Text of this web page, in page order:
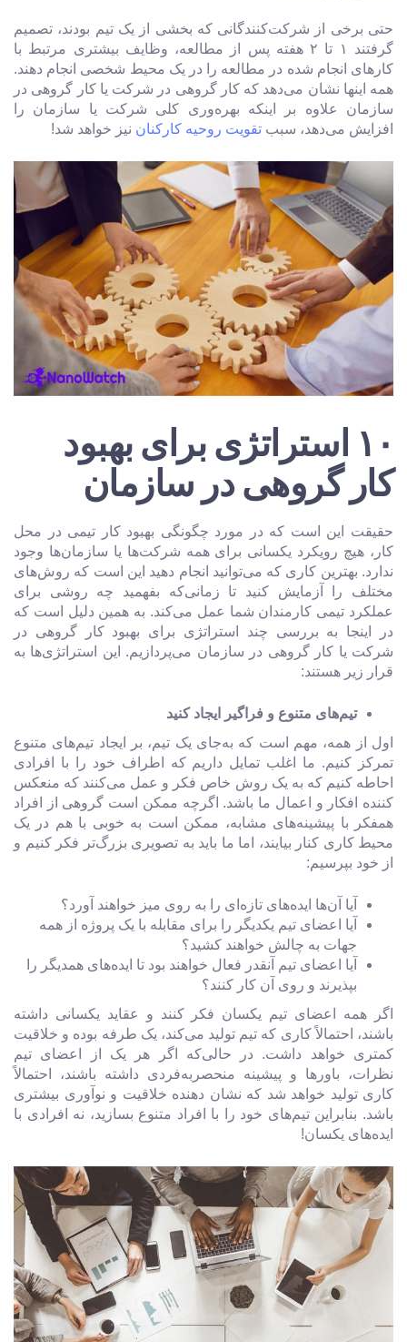
حتی برخی از شرکت‌کنندگانی که بخشی از یک تیم بودند، تصمیم
گرفتند ۱ تا ۲ هفته پس از مطالعه، وظایف بیشتری مرتبط با
کارهای انجام شده در مطالعه را در یک محیط شخصی انجام دهند.
همه اینها نشان می‌دهد که کار گروهی در شرکت یا کار گروهی در
سازمان علاوه بر اینکه بهره‌وری کلی شرکت یا سازمان را
افزایش می‌دهد، سبب تقویت روحیه کارکنان نیز خواهد شد!
۱۰ استراتژی برای بهبود
کار گروهی در سازمان
حقیقت این است که در مورد چگونگی بهبود کار تیمی در محل
کار، هیچ رویکرد یکسانی برای همه شرکت‌ها یا سازمان‌ها وجود
ندارد. بهترین کاری که می‌توانید انجام دهید این است که روش‌های
مختلف را آزمایش کنید تا زمانی‌که بفهمید چه روشی برای
عملکرد تیمی کارمندان شما عمل می‌کند. به همین دلیل است که
در اینجا به بررسی چند استراتژی برای بهبود کار گروهی در
شرکت یا کار گروهی در سازمان می‌پردازیم. این استراتژی‌ها به
قرار زیر هستند:
تیم‌های متنوع و فراگیر ایجاد کنید
اول از همه، مهم است که به‌جای یک تیم، بر ایجاد تیم‌های متنوع
تمرکز کنیم. ما اغلب تمایل داریم که اطراف خود را با افرادی
احاطه کنیم که به یک روش خاص فکر و عمل می‌کنند که منعکس
کننده افکار و اعمال ما باشد. اگرچه ممکن است گروهی از افراد
همفکر با پیشینه‌های مشابه، ممکن است به خوبی با هم در یک
محیط کاری کنار بیایند، اما ما باید به تصویری بزرگ‌تر فکر کنیم و
از خود بپرسیم:
آیا آن‌ها ایده‌های تازه‌ای را به روی میز خواهند آورد؟
آیا اعضای تیم یکدیگر را برای مقابله با یک پروژه از همه
جهات به چالش خواهند کشید؟
آیا اعضای تیم آنقدر فعال خواهند بود تا ایده‌های همدیگر را
بپذیرند و روی آن کار کنند؟
اگر همه اعضای تیم یکسان فکر کنند و عقاید یکسانی داشته
باشند، احتمالاً کاری که تیم تولید می‌کند، یک طرفه بوده و خلاقیت
کمتری خواهد داشت. در حالی‌که اگر هر یک از اعضای تیم
نظرات، باورها و پیشینه منحصربه‌فردی داشته باشند، احتمالاً
کاری تولید خواهد شد که نشان دهنده خلاقیت و نوآوری بیشتری
باشد. بنابراین تیم‌های خود را با افراد متنوع بسازید، نه افرادی با
ایده‌های یکسان!